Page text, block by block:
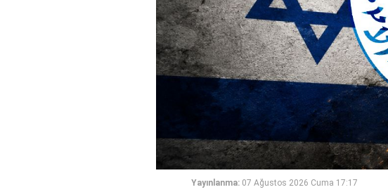
Yayınlanma: 07 Ağustos 2026 Cuma 17:17